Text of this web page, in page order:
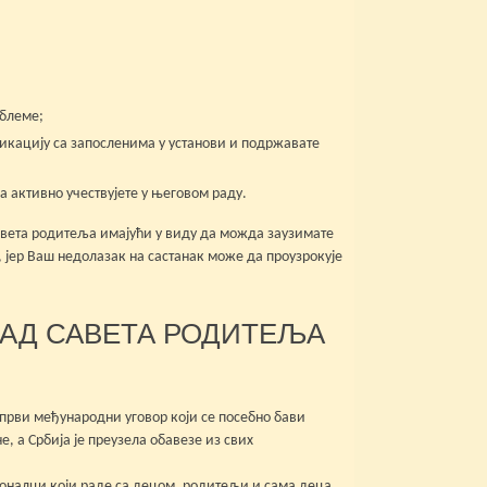
са запосленима у установи и подржавате
активно учествујете у његовом раду.
родитеља имајући у виду да можда заузимате
Ваш недолазак на састанак може да проузрокује
САВЕТА РОДИТЕЉА
међународни уговор који се посебно бави
а Србија је преузела обавезе из свих